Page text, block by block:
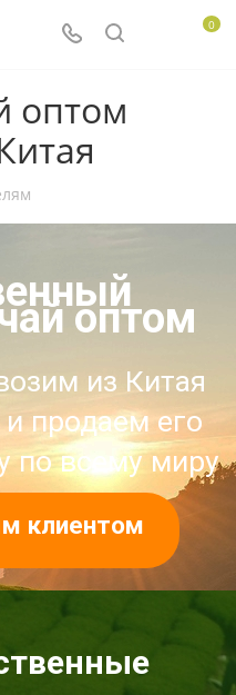
0
оптом
оптом
из Китая
продаем его
по всему миру
клиентом